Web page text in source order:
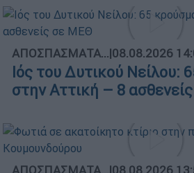
ΑΠΟΣΠΑΣΜΑΤΑ...|08.08.2026
Ιός του Δυτικού Νείλου:
στην Αττική – 8